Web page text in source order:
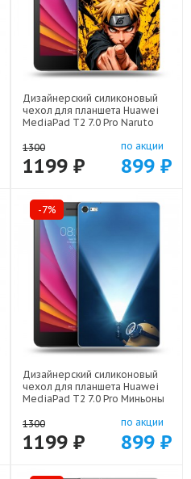
Дизайнерский силиконовый
чехол для планшета Huawei
MediaPad T2 7.0 Pro Naruto
1300
1199 ₽
по акции
899 ₽
-7%
Дизайнерский силиконовый
чехол для планшета Huawei
MediaPad T2 7.0 Pro Миньоны
1300
1199 ₽
по акции
899 ₽